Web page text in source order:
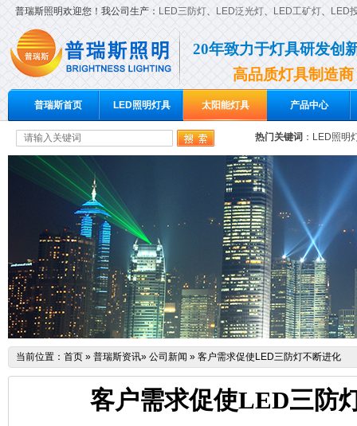
普瑞斯照明欢迎您！我公司生产： LED三防灯、 LED泛光灯、 LED工矿灯、 LED
20年致力于灯具研发创
高品质灯具制造商
普瑞斯首页 LED照明灯具 太阳能灯具 产品中心
热门关键词 ： LED照明
当前位置： 首页 » 普瑞斯资讯» 公司新闻 » 客户需求促使LED三防灯不断进化
客户需求促使LED三防